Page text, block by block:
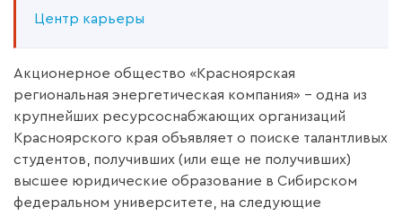
Центр карьеры
Акционерное общество «Красноярская
региональная энергетическая компания» - одна из
крупнейших ресурсоснабжающих организаций
Красноярского края объявляет о поиске талантливых
студентов, получивших (или еще не получивших)
высшее юридические образование в Сибирском
федеральном университете, на следующие